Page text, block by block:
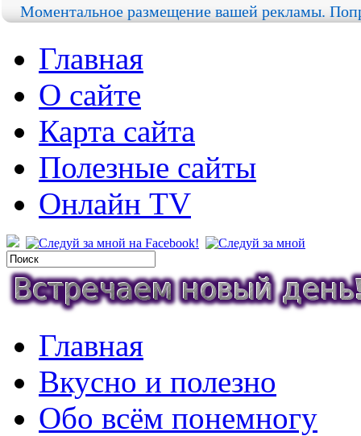
Моментальное размещение вашей рекламы.
Главная
О сайте
Карта сайта
Полезные сайты
Онлайн TV
Главная
Вкусно и полезно
Обо всём понемногу